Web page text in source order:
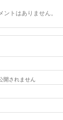
ントはありません。
開されません